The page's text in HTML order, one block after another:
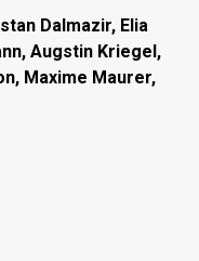
Dalmazir, Elia
Augstin Kriegel,
Maxime Maurer,